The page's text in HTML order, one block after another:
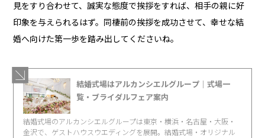
見をすり合わせて、誠実な態度で挨拶をすれば、相手の親に好
印象を与えられるはず。同棲前の挨拶を成功させて、幸せな結
婚へ向けた第一歩を踏み出してくださいね。
結婚式場はアルカンシエルグループ｜式場一
覧・ブライダルフェア案内
結婚式場のアルカンシエルグループは東京・横浜・名古屋・大阪・
金沢で、ゲストハウスウエディングを展開。結婚式場・オリジナル